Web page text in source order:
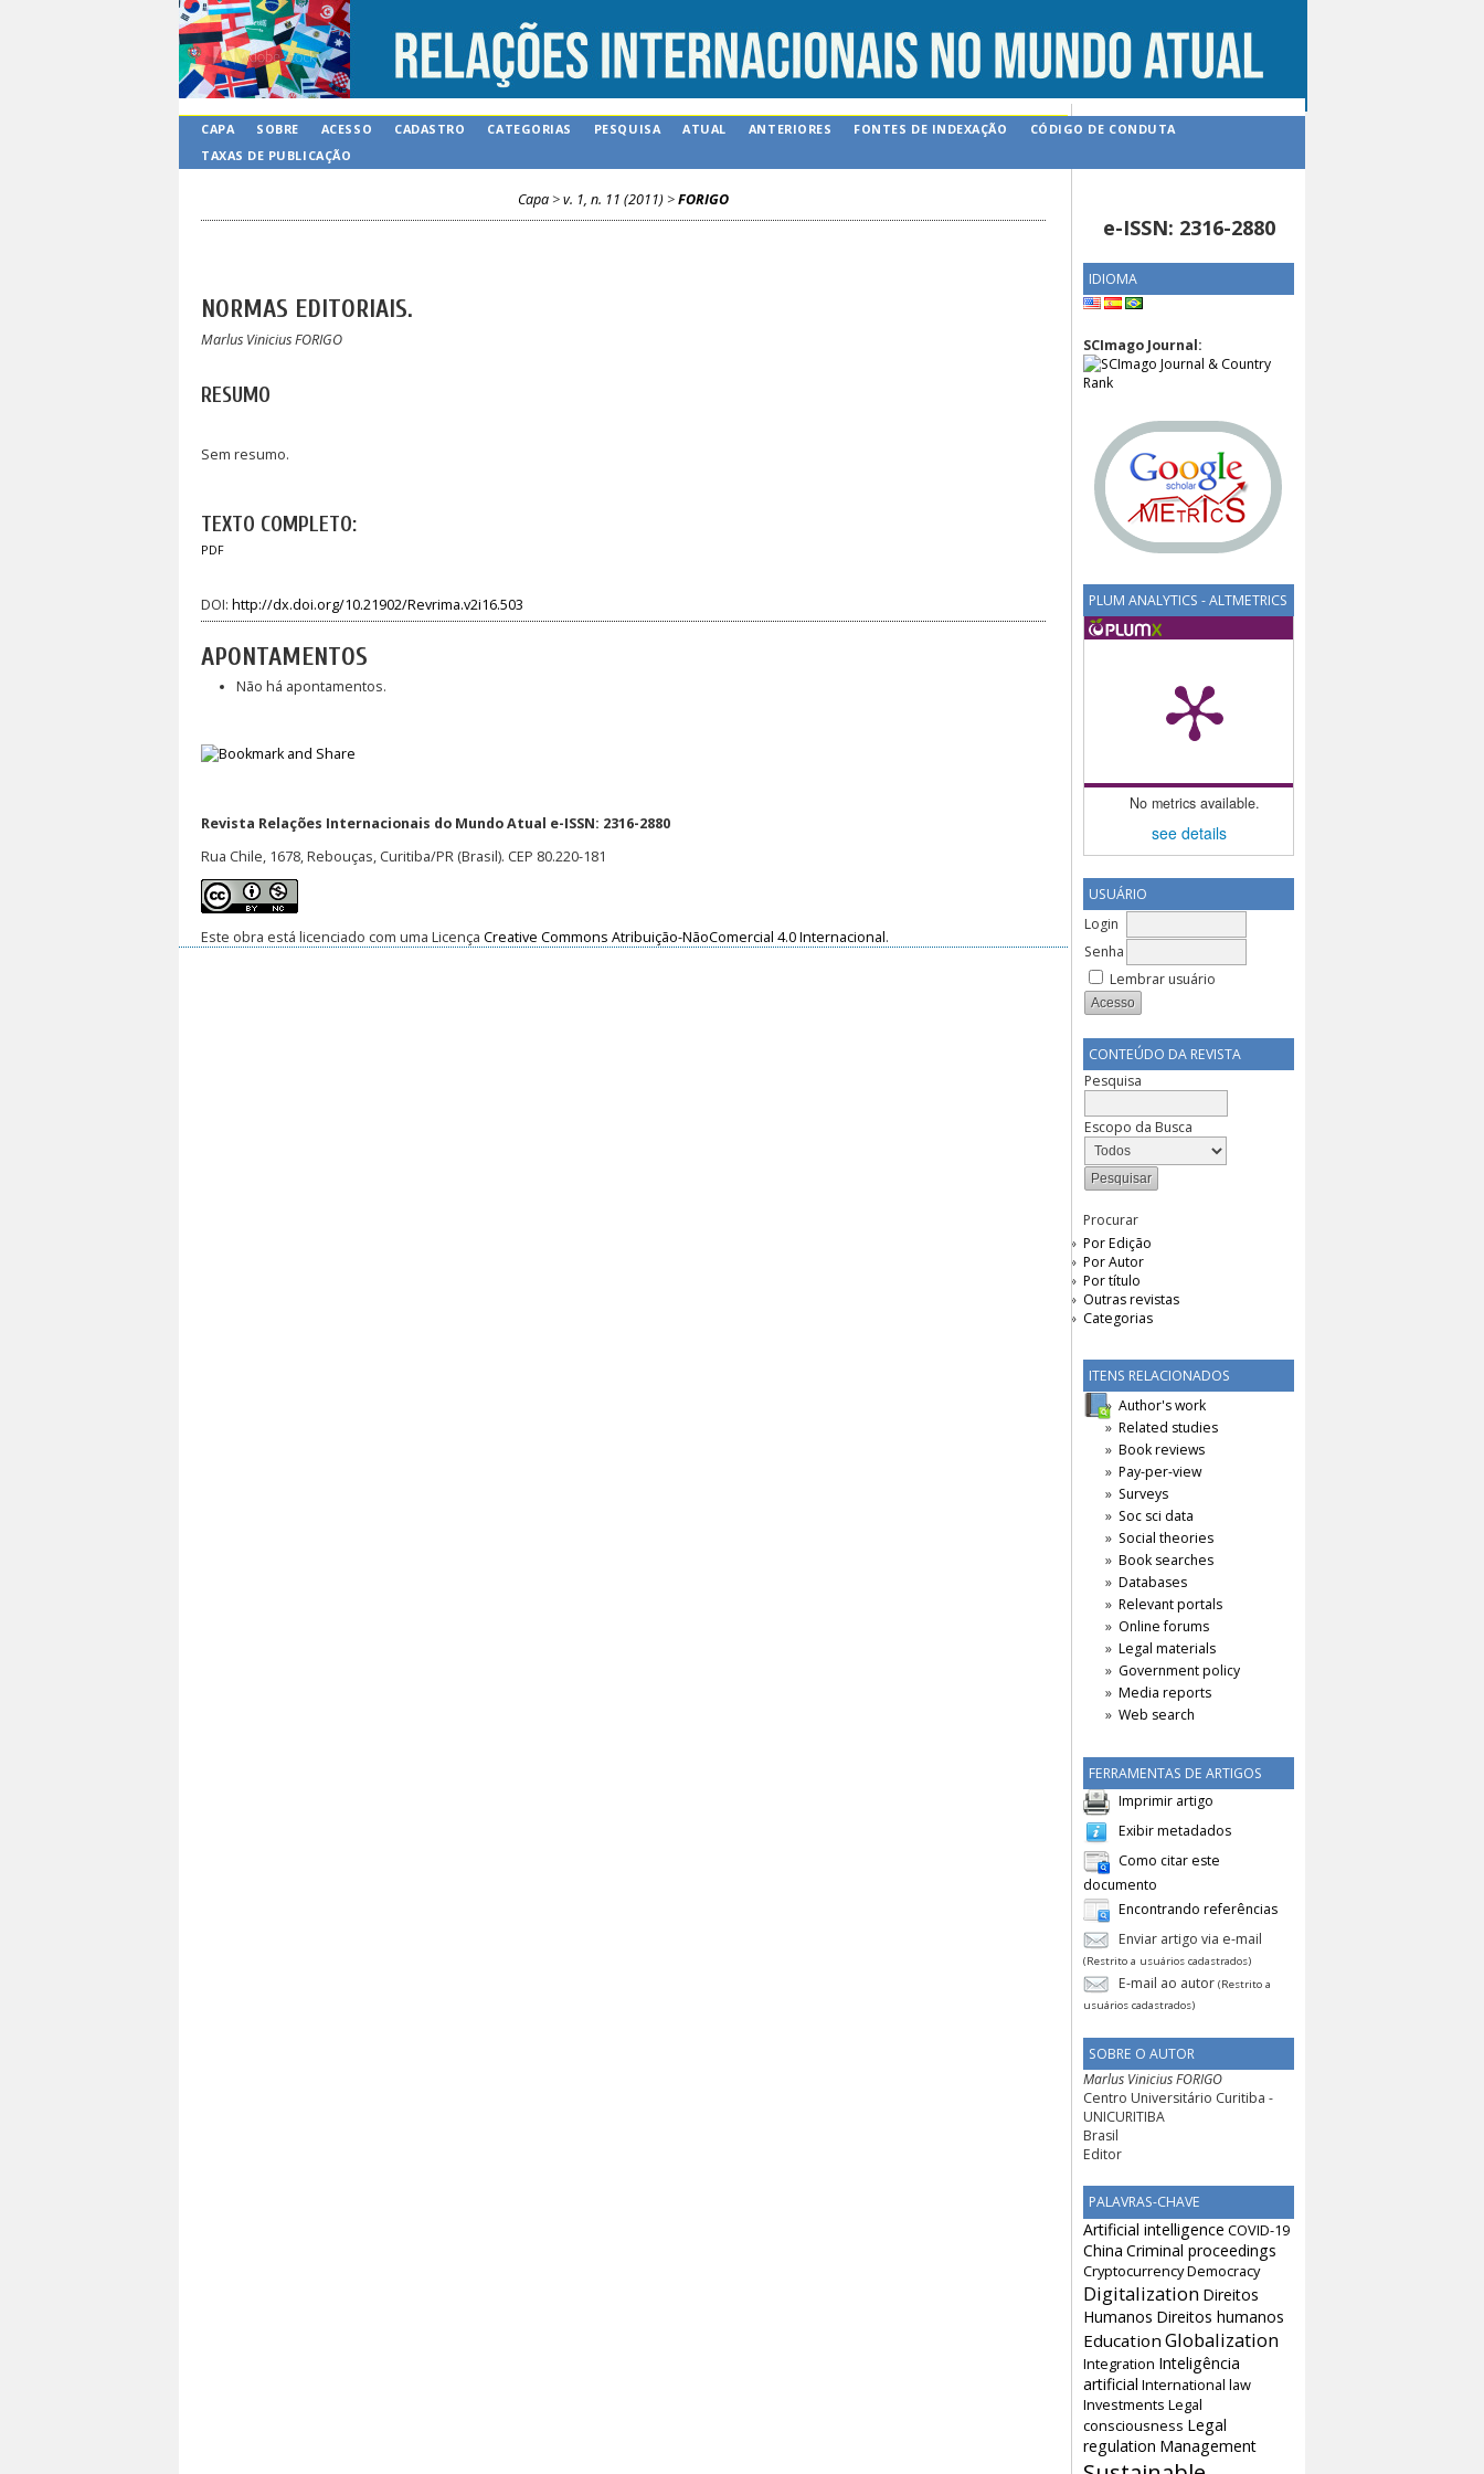
e-ISSN: 2316-2880
IDIOMA
SCImago Journal:
PLUM ANALYTICS - ALTMETRICS
No metrics available.
see details
USUÁRIO
Login
Senha
Lembrar usuário
CONTEÚDO DA REVISTA
Pesquisa
Escopo da Busca
Procurar
Por Edição
Por Autor
Por título
Outras revistas
Categorias
ITENS RELACIONADOS
Author's work
Related studies
Book reviews
Pay-per-view
Surveys
Soc sci data
Social theories
Book searches
Databases
Relevant portals
Online forums
Legal materials
Government policy
Media reports
Web search
FERRAMENTAS DE ARTIGOS
Imprimir artigo
Exibir metadados
Como citar este
documento
Encontrando referências
Enviar artigo via e-mail
(Restrito a usuários cadastrados)
E-mail ao autor (Restrito a
usuários cadastrados)
SOBRE O AUTOR
Marlus Vinicius FORIGO
Centro Universitário Curitiba -
UNICURITIBA
Brasil
Editor
PALAVRAS-CHAVE
Artificial intelligence COVID-19
China Criminal proceedings
CryptocurrencyDemocracy
Digitalization Direitos
Humanos Direitos humanos
Education Globalization
Integration Inteligência
artificial International law
Investments Legal
consciousness Legal
regulation Management
CAPA SOBRE ACESSO CADASTRO CATEGORIAS PESQUISA ATUAL ANTERIORES FONTES DE INDEXAÇÃO
CÓDIGO DE CONDUTA
TAXAS DE PUBLICAÇÃO
Capa >v. 1, n. 11 (2011) >FORIGO
NORMAS EDITORIAIS.
Marlus Vinicius FORIGO
RESUMO
Sem resumo.
TEXTO COMPLETO:
PDF
DOI: http://dx.doi.org/10.21902/Revrima.v2i16.503
APONTAMENTOS
Não há apontamentos.
Revista Relações Internacionais do Mundo Atual e-ISSN: 2316-2880
Rua Chile, 1678, Rebouças, Curitiba/PR (Brasil). CEP 80.220-181
Este obra está licenciado com uma Licença Creative Commons Atribuição-NãoComercial 4.0 Internacional.